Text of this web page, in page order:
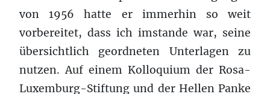
von 1956 hatte er immerhin so weit
vorbereitet, dass ich imstande war, seine
übersichtlich geordneten Unterlagen zu
nutzen. Auf einem Kolloquium der Rosa-
Luxemburg-Stiftung und der Hellen Panke